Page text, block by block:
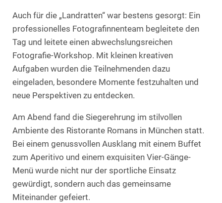
Auch für die „Landratten“ war bestens gesorgt: Ein
professionelles Fotografinnenteam begleitete den
Tag und leitete einen abwechslungsreichen
Fotografie-Workshop. Mit kleinen kreativen
Aufgaben wurden die Teilnehmenden dazu
eingeladen, besondere Momente festzuhalten und
neue Perspektiven zu entdecken.
Am Abend fand die Siegerehrung im stilvollen
Ambiente des Ristorante Romans in München statt.
Bei einem genussvollen Ausklang mit einem Buffet
zum Aperitivo und einem exquisiten Vier-Gänge-
Menü wurde nicht nur der sportliche Einsatz
gewürdigt, sondern auch das gemeinsame
Miteinander gefeiert.